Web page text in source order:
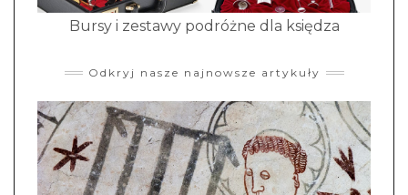
Bursy i zestawy podróżne dla księdza
Odkryj nasze najnowsze artykuły